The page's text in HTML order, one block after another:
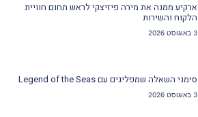
ארקיע ממנה את מירה פיזיצקי לראש תחום חוויית
הלקוח והשירות
3 באוגוסט 2026
סימני השאלה שמפליגים עם Legend of the Seas
3 באוגוסט 2026